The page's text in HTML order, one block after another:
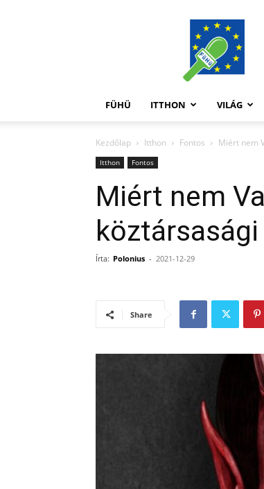
FüHü
FÜHÜ ITTHON VILÁG
Kezdőlap Itthon Fontos Miért nem
Itthon Fontos
Miért nem
Írta: Polonius - 2021-12-29
Share